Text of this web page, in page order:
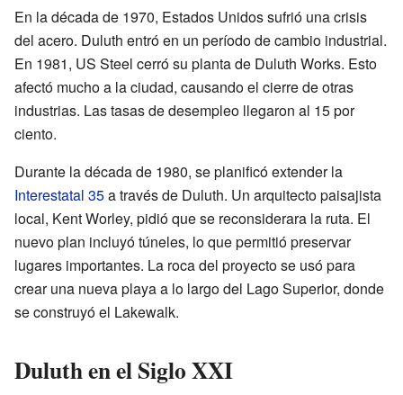
En la década de 1970, Estados Unidos sufrió una crisis
del acero. Duluth entró en un período de cambio industrial.
En 1981, US Steel cerró su planta de Duluth Works. Esto
afectó mucho a la ciudad, causando el cierre de otras
industrias. Las tasas de desempleo llegaron al 15 por
ciento.
Durante la década de 1980, se planificó extender la
Interestatal 35a través de Duluth. Un arquitecto paisajista
local, Kent Worley, pidió que se reconsiderara la ruta. El
nuevo plan incluyó túneles, lo que permitió preservar
lugares importantes. La roca del proyecto se usó para
crear una nueva playa a lo largo del Lago Superior, donde
se construyó el Lakewalk.
Duluth en el Siglo XXI